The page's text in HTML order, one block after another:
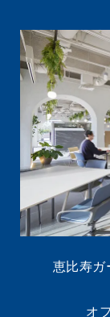
恵比寿ガ
オ